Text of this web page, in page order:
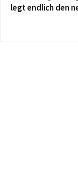
legt endlich den